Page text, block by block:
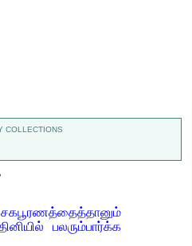
COLLECTIONS
சகபூரணத்தைத்தானும்
பலரும்பார்க்க